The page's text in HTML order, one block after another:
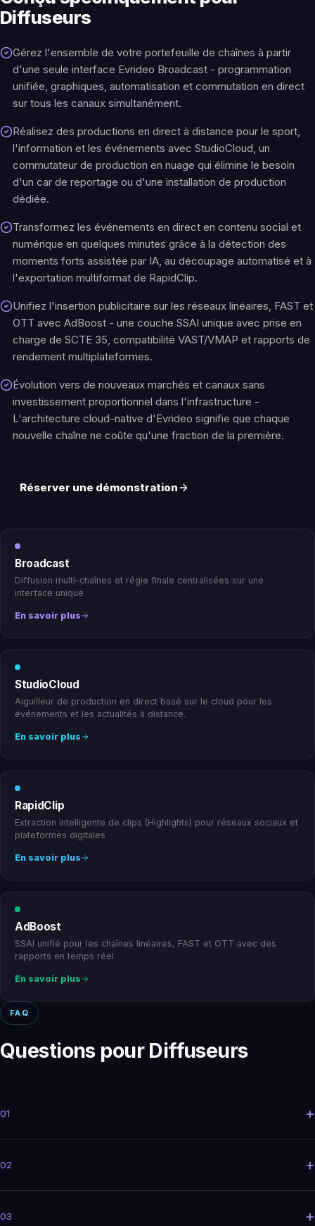
Diffuseurs
Gérez l'ensemble de votre portefeuille de chaînes à partir
d'une seule interface Evrideo Broadcast - programmation
unifiée, graphiques, automatisation et commutation en direct
sur tous les canaux simultanément.
Réalisez des productions en direct à distance pour le sport,
l'information et les événements avec StudioCloud, un
commutateur de production en nuage qui élimine le besoin
d'un car de reportage ou d'une installation de production
dédiée.
Transformez les événements en direct en contenu social et
numérique en quelques minutes grâce à la détection des
moments forts assistée par IA, au découpage automatisé et à
l'exportation multiformat de RapidClip.
Unifiez l'insertion publicitaire sur les réseaux linéaires, FAST et
OTT avec AdBoost - une couche SSAI unique avec prise en
charge de SCTE 35, compatibilité VAST/VMAP et rapports de
rendement multiplateformes.
Évolution vers de nouveaux marchés et canaux sans
investissement proportionnel dans l'infrastructure -
L'architecture cloud-native d'Evrideo signifie que chaque
nouvelle chaîne ne coûte qu'une fraction de la première.
Réserver une démonstration
Broadcast
Diffusion multi-chaînes et régie finale centralisées sur une
interface unique
En savoir plus
StudioCloud
Aiguilleur de production en direct basé sur le cloud pour les
événements et les actualités à distance.
En savoir plus
RapidClip
Extraction intelligente de clips (Highlights) pour réseaux sociaux et
plateformes digitales
En savoir plus
AdBoost
SSAI unifié pour les chaînes linéaires, FAST et OTT avec des
rapports en temps réel.
En savoir plus
FAQ
Questions pour Diffuseurs
01 +
02 +
03 +